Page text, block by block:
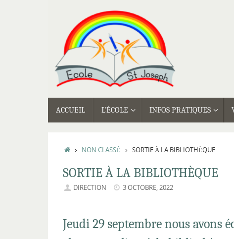
AU
CONTENU
ACCUEIL L’ÉCOLE INFOS PRATIQUES
ACCUEIL
NON CLASSÉ SORTIE À LA BIBLIOTHÈQUE
SORTIE À LA BIBLIOTHÈQUE
DIRECTION 3 OCTOBRE, 2022
Jeudi 29 septembre nous avons